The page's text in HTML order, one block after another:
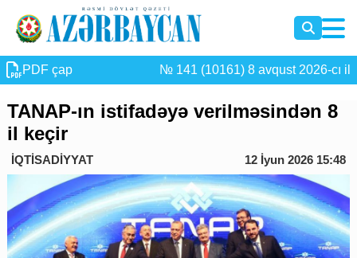
PDF çap № 141 (10161) 8 avqust 2026-cı il
TANAP-ın istifadəyə verilməsindən 8
il keçir
İQTİSADİYYAT 12 İyun 2026 15:48